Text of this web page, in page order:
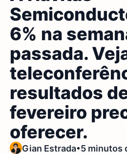
6% na
passada.
resultados
fevereiro
oferecer.
Gian Estrada•5 minutos